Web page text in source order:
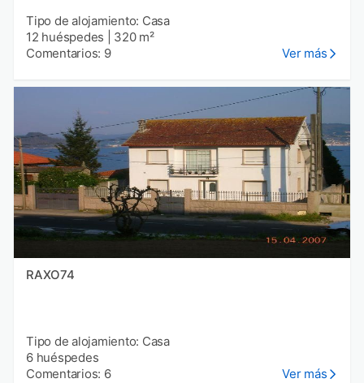
Tipo de alojamiento: Casa
12 huéspedes
320 m²
Comentarios: 9
Ver más
RAXO74
Tipo de alojamiento: Casa
6 huéspedes
Comentarios: 6
Ver más